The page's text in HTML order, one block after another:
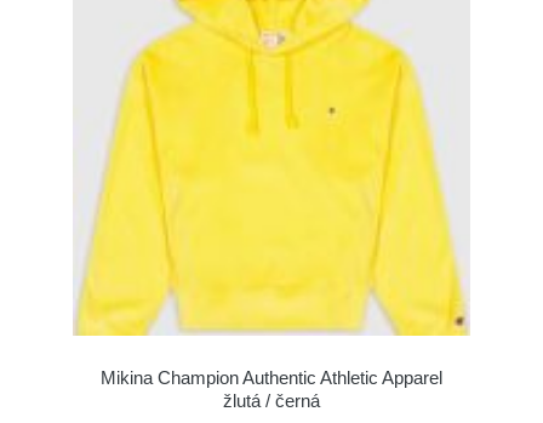
Mikina Champion Authentic Athletic Apparel
žlutá / černá